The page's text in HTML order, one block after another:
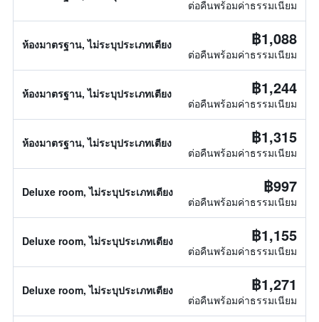
ต่อคืนพร้อมค่าธรรมเนียม
ห้องมาตรฐาน, ไม่ระบุประเภทเตียง ฿1,088
ต่อคืนพร้อมค่าธรรมเนียม
ห้องมาตรฐาน, ไม่ระบุประเภทเตียง ฿1,244
ต่อคืนพร้อมค่าธรรมเนียม
ห้องมาตรฐาน, ไม่ระบุประเภทเตียง ฿1,315
ต่อคืนพร้อมค่าธรรมเนียม
Deluxe room, ไม่ระบุประเภทเตียง ฿997
ต่อคืนพร้อมค่าธรรมเนียม
Deluxe room, ไม่ระบุประเภทเตียง ฿1,155
ต่อคืนพร้อมค่าธรรมเนียม
Deluxe room, ไม่ระบุประเภทเตียง ฿1,271
ต่อคืนพร้อมค่าธรรมเนียม